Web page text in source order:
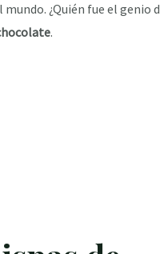
¿Quién fue el genio
.